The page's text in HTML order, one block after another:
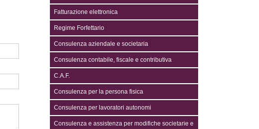
Fatturazione elettronica
Regime Forfettario
Consulenza aziendale e societaria
Consulenza contabile, fiscale e contributiva
C.A.F.
Consulenza per la persona fisica
Consulenza per lavoratori autonomi
Consulenza e assistenza per modifiche societarie e